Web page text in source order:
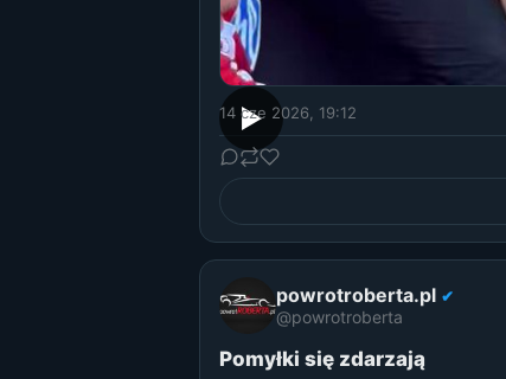
▶
14 cze 2026, 19:12
powrotroberta.pl ✔
@powrotroberta
Pomyłki się zdarzają